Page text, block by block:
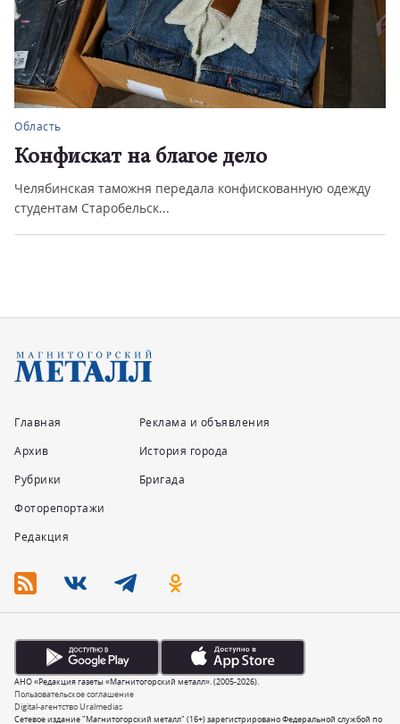
Область
Конфискат на благое дело
Челябинская таможня передала конфискованную одежду
студентам Старобельск...
Главная
Архив
Рубрики
Фоторепортажи
Редакция
Реклама и объявления
История города
Бригада
Сетевое издание "Магнитогорский металл" (16+) зарегистрировано Федеральной службой по
Пользовательское соглашение
Digital-агентство Uralmedias
АНО «Редакция газеты «Магнитогорский металл». (2005-2026).